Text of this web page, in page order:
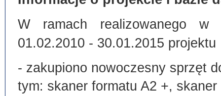
W ramach realizowanego w
01.02.2010 - 30.01.2015 projektu
- zakupiono nowoczesny sprzęt
tym: skaner formatu A2 +,